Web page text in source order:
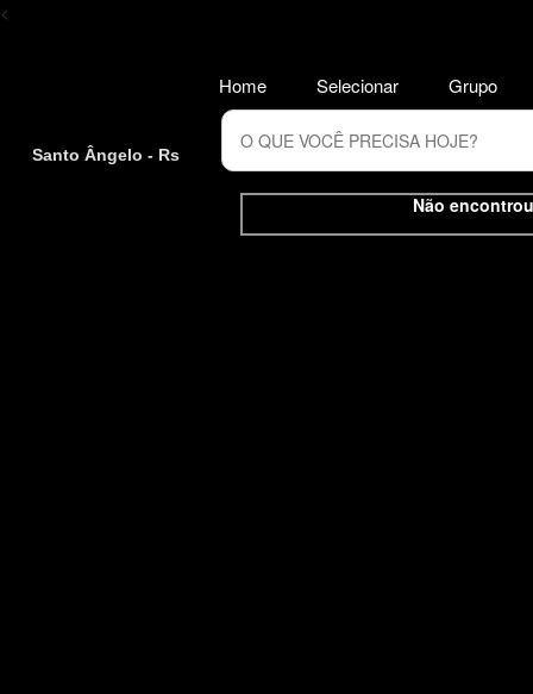
<
Santo Ângelo - Rs
Não
Home Selecionar Grupo